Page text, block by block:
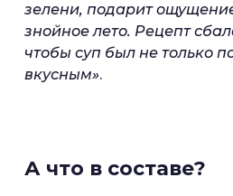
зелени, подарит
знойное лето. Рецепт
чтобы суп был не только
вкусным».
А что в составе?